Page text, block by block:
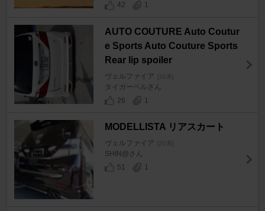
42
1
AUTO COUTURE Auto Coutur
e Sports Auto Couture Sports
Rear lip spoiler
ヴェルファイア [20系]
タイガーベルさん
26
1
MODELLISTA リアスカート
ヴェルファイア [20系]
SHIN@さん
51
1